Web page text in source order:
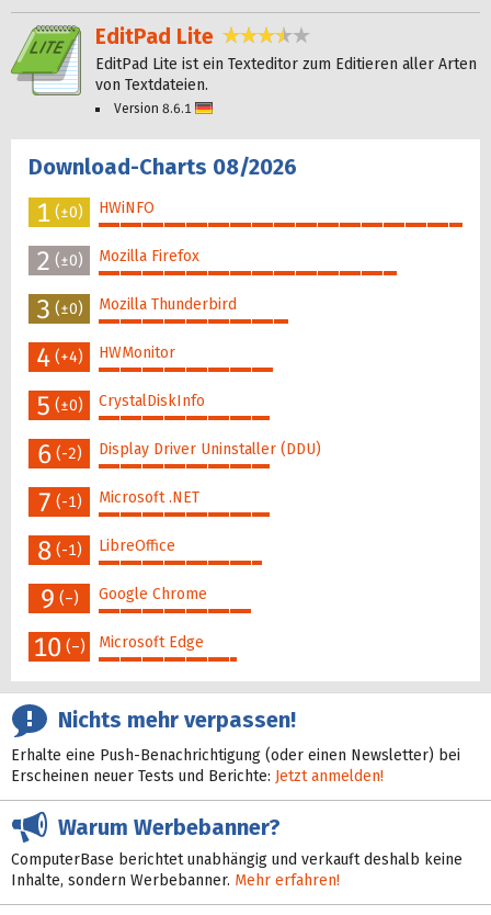
EditPad Lite 3,4 Sterne
EditPad Lite ist ein Texteditor zum Editieren aller Arten
von Textdateien.
Version 8.6.1
Download-Charts 08/2026
1 (±0) HWiNFO
100%
2 (±0) Mozilla Firefox
82%
3 (±0) Mozilla Thunderbird
52%
4 (+4) HWMonitor
48%
5 (±0) CrystalDiskInfo
47%
6 (-2) Display Driver Uninstaller (DDU)
47%
7 (-1) Microsoft .NET
47%
8 (-1) LibreOffice
45%
9 (–) Google Chrome
42%
10 (–) Microsoft Edge
38%
Nichts mehr verpassen!
Erhalte eine Push-Benachrichtigung (oder einen Newsletter) bei
Erscheinen neuer Tests und Berichte: Jetzt anmelden!
Warum Werbebanner?
ComputerBase berichtet unabhängig und verkauft deshalb keine
Inhalte, sondern Werbebanner. Mehr erfahren!